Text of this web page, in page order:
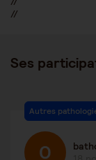
//
Ses
Autres